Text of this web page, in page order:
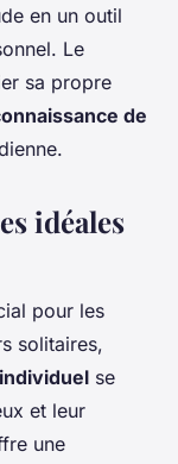
en un outil
Le
sa propre
de
idéales
pour les
solitaires,
se
et leur
une